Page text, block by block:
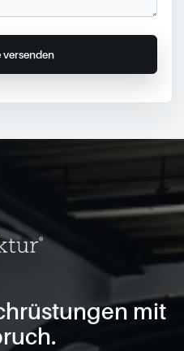
versenden
mit